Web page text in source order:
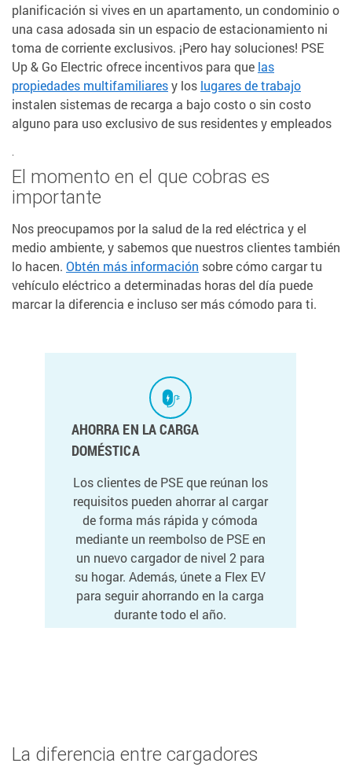
planificación si vives en un apartamento, un condominio o
una casa adosada sin un espacio de estacionamiento ni
toma de corriente exclusivos. ¡Pero hay soluciones! PSE
Up & Go Electric ofrece incentivos para que las
propiedades multifamiliaresy los lugares de trabajo
instalen sistemas de recarga a bajo costo o sin costo
alguno para uso exclusivo de sus residentes y empleados
.
El momento en el que cobras es
importante
Nos preocupamos por la salud de la red eléctrica y el
medio ambiente, y sabemos que nuestros clientes también
lo hacen. Obtén más información sobre cómo cargar tu
vehículo eléctrico a determinadas horas del día puede
marcar la diferencia e incluso ser más cómodo para ti.
AHORRA EN LA CARGA
DOMÉSTICA
Los clientes de PSE que reúnan los
requisitos pueden ahorrar al cargar
de forma más rápida y cómoda
mediante un reembolso de PSE en
un nuevo cargador de nivel 2 para
su hogar. Además, únete a Flex EV
para seguir ahorrando en la carga
durante todo el año.
La diferencia entre cargadores